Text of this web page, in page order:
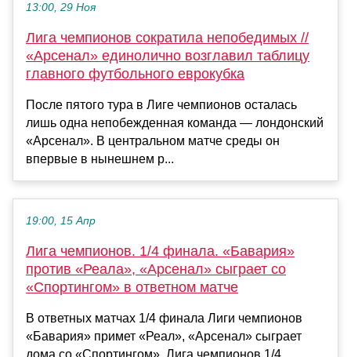
13:00, 29 Ноя
Лига чемпионов сократила непобедимых //
«Арсенал» единолично возглавил таблицу
главного футбольного еврокубка
После пятого тура в Лиге чемпионов осталась
лишь одна непобежденная команда — лондонский
«Арсенал». В центральном матче среды он
впервые в нынешнем р...
19:00, 15 Апр
Лига чемпионов. 1/4 финала. «Бавария»
против «Реала», «Арсенал» сыграет со
«Спортингом» в ответном матче
В ответных матчах 1/4 финала Лиги чемпионов
«Бавария» примет «Реал», «Арсенал» сыграет
дома со «Спортингом». Лига чемпионов 1/4